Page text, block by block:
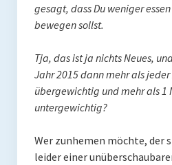
Shop
Videos
Produkttest
gesagt, dass Du weniger
bewegen sollst.
Tja, das ist ja nichts Neues,
Jahr 2015 dann mehr als
übergewichtig und mehr als 1
untergewichtig?
Wer zunhemen möchte, der
leider einer